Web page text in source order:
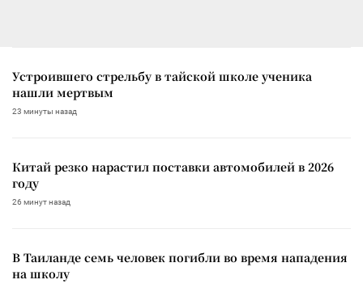
Устроившего стрельбу в тайской школе ученика
нашли мертвым
23 минуты назад
Китай резко нарастил поставки автомобилей в 2026
году
26 минут назад
В Таиланде семь человек погибли во время нападения
на школу